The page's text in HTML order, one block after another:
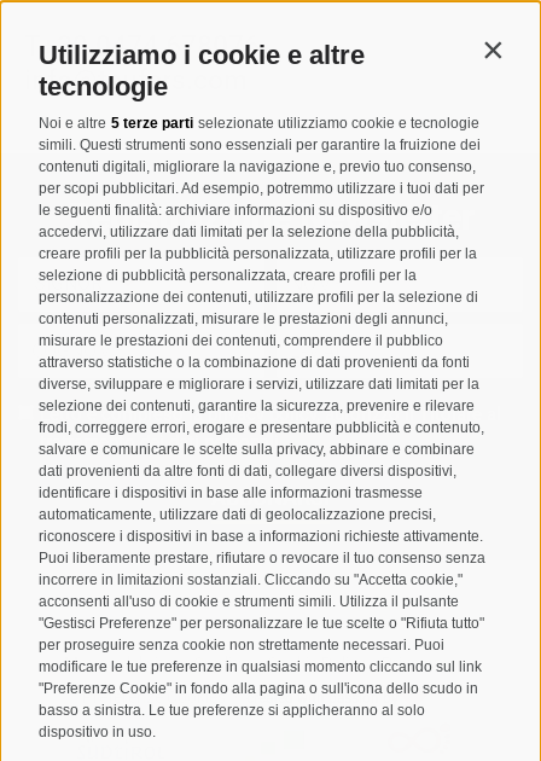
Utilizziamo i cookie e altre
tecnologie
Noi e altre 5 terze parti selezionate utilizziamo cookie e tecnologie
simili. Questi strumenti sono essenziali per garantire la fruizione dei
contenuti digitali, migliorare la navigazione e, previo tuo consenso,
per scopi pubblicitari. Ad esempio, potremmo utilizzare i tuoi dati per
le seguenti finalità: archiviare informazioni su dispositivo e/o
accedervi, utilizzare dati limitati per la selezione della pubblicità,
creare profili per la pubblicità personalizzata, utilizzare profili per la
selezione di pubblicità personalizzata, creare profili per la
personalizzazione dei contenuti, utilizzare profili per la selezione di
contenuti personalizzati, misurare le prestazioni degli annunci,
misurare le prestazioni dei contenuti, comprendere il pubblico
attraverso statistiche o la combinazione di dati provenienti da fonti
diverse, sviluppare e migliorare i servizi, utilizzare dati limitati per la
selezione dei contenuti, garantire la sicurezza, prevenire e rilevare
frodi, correggere errori, erogare e presentare pubblicità e contenuto,
salvare e comunicare le scelte sulla privacy, abbinare e combinare
dati provenienti da altre fonti di dati, collegare diversi dispositivi,
identificare i dispositivi in base alle informazioni trasmesse
automaticamente, utilizzare dati di geolocalizzazione precisi,
riconoscere i dispositivi in base a informazioni richieste attivamente.
Puoi liberamente prestare, rifiutare o revocare il tuo consenso senza
incorrere in limitazioni sostanziali. Cliccando su "Accetta cookie,"
acconsenti all'uso di cookie e strumenti simili. Utilizza il pulsante
"Gestisci Preferenze" per personalizzare le tue scelte o "Rifiuta tutto"
per proseguire senza cookie non strettamente necessari. Puoi
modificare le tue preferenze in qualsiasi momento cliccando sul link
"Preferenze Cookie" in fondo alla pagina o sull'icona dello scudo in
basso a sinistra. Le tue preferenze si applicheranno al solo
dispositivo in uso.
T+39 0474 678076
info@taufers.com
Registrazione Newsletter
Letto e compreso laprivacy policy, autorizzo il Titolare al
trattamento dei dati personali
ABBONARSI
Mappa del sito • Credits • Cookie Policy • Privacy •
Preferenze Cookies • created with passion by